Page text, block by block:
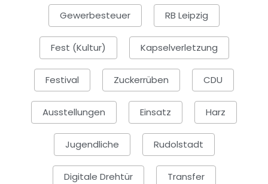
Gewerbesteuer RB Leipzig
Fest (Kultur) Kapselverletzung
Festival Zuckerrüben CDU
Ausstellungen Einsatz Harz
Jugendliche Rudolstadt
Digitale Drehtür Transfer